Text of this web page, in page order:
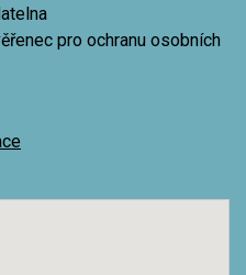
pro ochranu osobních